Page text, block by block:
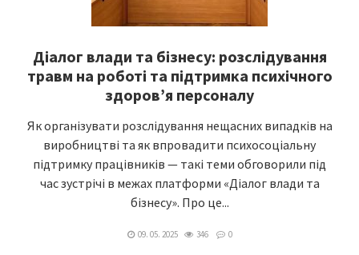
Діалог влади та бізнесу: розслідування
травм на роботі та підтримка психічного
здоров’я персоналу
Як організувати розслідування нещасних випадків на
виробництві та як впровадити психосоціальну
підтримку працівників — такі теми обговорили під
час зустрічі в межах платформи «Діалог влади та
бізнесу». Про це...
09. 05. 2025 346 0